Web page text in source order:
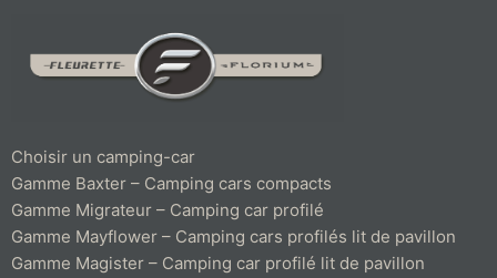
Choisir un camping-car
Gamme Baxter – Camping cars compacts
Gamme Migrateur – Camping car profilé
Gamme Mayflower – Camping cars profilés lit de pavillon
Gamme Magister – Camping car profilé lit de pavillon